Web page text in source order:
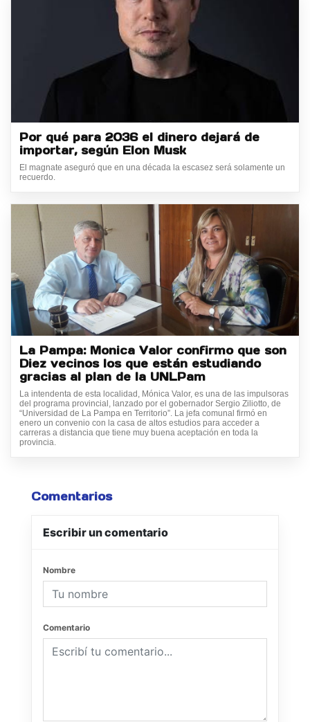
Por qué para 2036 el dinero dejará de
importar, según Elon Musk
El magnate aseguró que en una década la escasez será solamente un
recuerdo.
La Pampa: Monica Valor confirmo que son
Diez vecinos los que están estudiando
gracias al plan de la UNLPam
La intendenta de esta localidad, Mónica Valor, es una de las impulsoras
del programa provincial, lanzado por el gobernador Sergio Ziliotto, de
“Universidad de La Pampa en Territorio”. La jefa comunal firmó en
enero un convenio con la casa de altos estudios para acceder a
carreras a distancia que tiene muy buena aceptación en toda la
provincia.
Comentarios
Escribir un comentario
Nombre
Comentario